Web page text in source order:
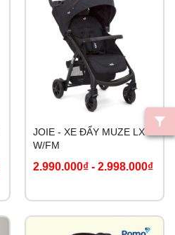
JOIE - XE ĐẨY MUZE LX
W/FM
2.990.000₫ - 2.998.000₫